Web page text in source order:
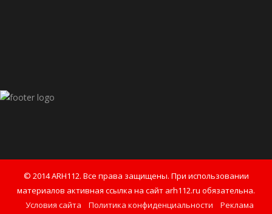
© 2014 ARH112. Все права защищены. При использовании
материалов активная ссылка на сайт arh112.ru обязательна.
Условия сайта
Политика конфиденциальности
Реклама